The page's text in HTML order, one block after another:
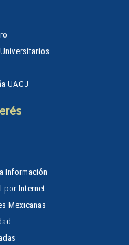
UACJ
Información
por Internet
Mexicanas